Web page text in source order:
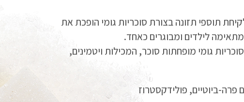
תוספי תזונה בצורת סוכריות גומי הופכת את
לילדים ומבוגרים כאחד.
גומי מופחתות סוכר, המכילות ויטמינים,